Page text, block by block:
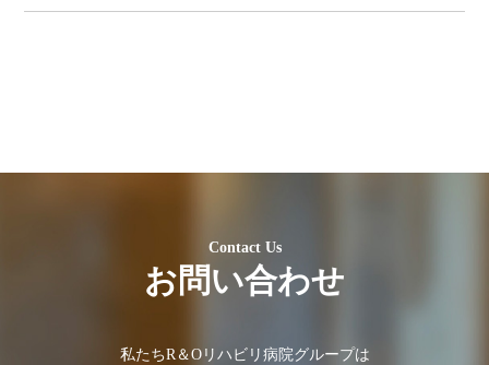
Contact Us
お問い合わせ
私たちR＆Oリハビリ病院グループは